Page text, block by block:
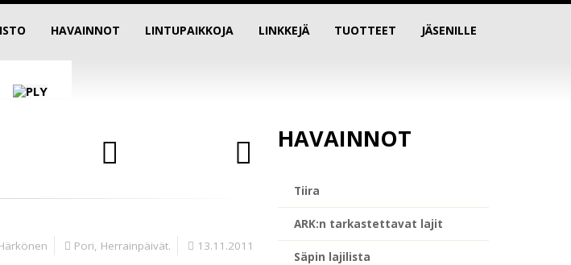
HAVAINNOT LINTUPAIKKOJA LINKKEJÄ TUOTTEET JÄSENILLE
Pori, Herrainpäivät. 13.11.2011
HAVAINNOT
Tiira
ARK:n tarkastettavat lajit
Säpin lajilista